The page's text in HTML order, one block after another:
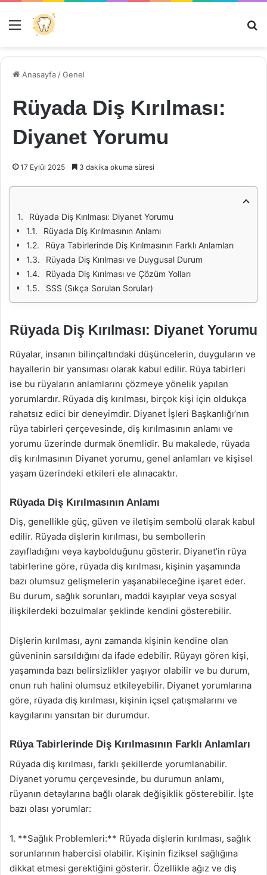
Menü
Anasayfa /Genel
Rüyada Diş Kırılması:
Diyanet Yorumu
17 Eylül 2025 3 dakika okuma süresi
Rüyada Diş Kırılması: Diyanet Yorumu
Rüyada Diş Kırılmasının Anlamı
Rüya Tabirlerinde Diş Kırılmasının Farklı Anlamları
Rüyada Diş Kırılması ve Duygusal Durum
Rüyada Diş Kırılması ve Çözüm Yolları
SSS (Sıkça Sorulan Sorular)
Rüyada Diş Kırılması: Diyanet Yorumu
Rüyalar, insanın bilinçaltındaki düşüncelerin, duyguların ve
hayallerin bir yansıması olarak kabul edilir. Rüya tabirleri
ise bu rüyaların anlamlarını çözmeye yönelik yapılan
yorumlardır. Rüyada diş kırılması, birçok kişi için oldukça
rahatsız edici bir deneyimdir. Diyanet İşleri Başkanlığı’nın
rüya tabirleri çerçevesinde, diş kırılmasının anlamı ve
yorumu üzerinde durmak önemlidir. Bu makalede, rüyada
diş kırılmasının Diyanet yorumu, genel anlamları ve kişisel
yaşam üzerindeki etkileri ele alınacaktır.
Rüyada Diş Kırılmasının Anlamı
Diş, genellikle güç, güven ve iletişim sembolü olarak kabul
edilir. Rüyada dişlerin kırılması, bu sembollerin
zayıfladığını veya kaybolduğunu gösterir. Diyanet’in rüya
tabirlerine göre, rüyada diş kırılması, kişinin yaşamında
bazı olumsuz gelişmelerin yaşanabileceğine işaret eder.
Bu durum, sağlık sorunları, maddi kayıplar veya sosyal
ilişkilerdeki bozulmalar şeklinde kendini gösterebilir.
Dişlerin kırılması, aynı zamanda kişinin kendine olan
güveninin sarsıldığını da ifade edebilir. Rüyayı gören kişi,
yaşamında bazı belirsizlikler yaşıyor olabilir ve bu durum,
onun ruh halini olumsuz etkileyebilir. Diyanet yorumlarına
göre, rüyada diş kırılması, kişinin içsel çatışmalarını ve
kaygılarını yansıtan bir durumdur.
Rüya Tabirlerinde Diş Kırılmasının Farklı Anlamları
Rüyada diş kırılması, farklı şekillerde yorumlanabilir.
Diyanet yorumu çerçevesinde, bu durumun anlamı,
rüyanın detaylarına bağlı olarak değişiklik gösterebilir. İşte
bazı olası yorumlar:
1. **Sağlık Problemleri:** Rüyada dişlerin kırılması, sağlık
sorunlarının habercisi olabilir. Kişinin fiziksel sağlığına
dikkat etmesi gerektiğini gösterir. Özellikle ağız ve diş